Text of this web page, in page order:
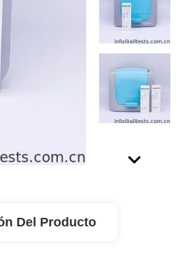
Del Producto